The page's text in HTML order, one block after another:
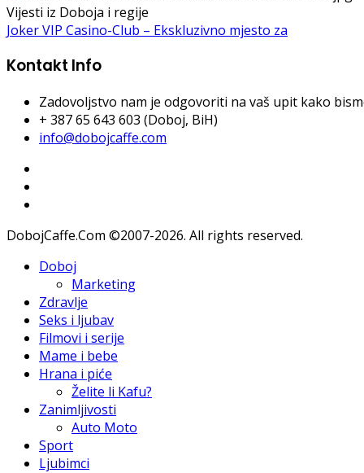
Vijesti iz Doboja i regije
Joker VIP Casino-Club – Ekskluzivno mjesto za
Kontakt Info
Zadovoljstvo nam je odgovoriti na vaš upit kako
+ 387 65 643 603 (Doboj, BiH)
info@dobojcaffe.com
DobojCaffe.Com ©2007-2026. All rights reserved.
Doboj
Marketing
Zdravlje
Seks i ljubav
Filmovi i serije
Mame i bebe
Hrana i piće
Želite li Kafu?
Zanimljivosti
Auto Moto
Sport
Ljubimci